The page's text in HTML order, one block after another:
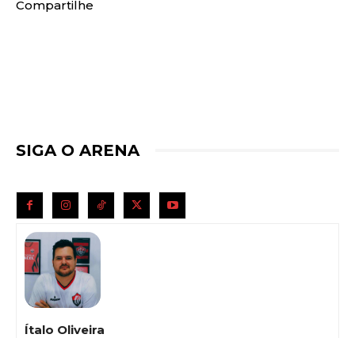
Compartilhe
SIGA O ARENA
Ítalo Oliveira